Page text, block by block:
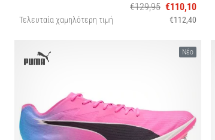
€129,95 €110,10
Τελευταία χαμηλότερη τιμή €112,40
Νέο